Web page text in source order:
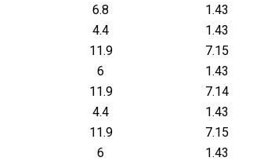
6.8 1.43
4.4 1.43
11.9 7.15
6 1.43
11.9 7.14
4.4 1.43
11.9 7.15
6 1.43